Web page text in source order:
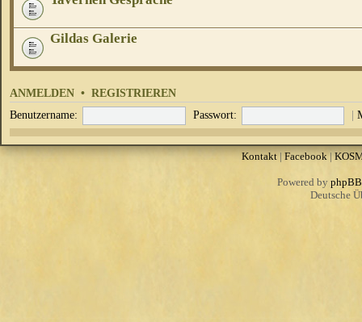
Gildas Galerie
ANMELDEN • REGISTRIEREN
Benutzername: Passwort: |
Kontakt| Facebook|
Powered by phpBB
Deutsche